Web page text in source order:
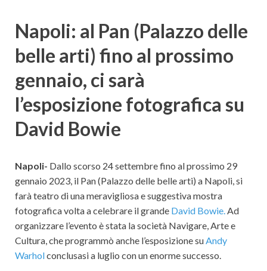
Napoli: al Pan (Palazzo delle
belle arti) fino al prossimo
gennaio, ci sarà
l’esposizione fotografica su
David Bowie
Napoli- Dallo scorso 24 settembre fino al prossimo 29
gennaio 2023, il Pan (Palazzo delle belle arti) a Napoli, si
farà teatro di una meravigliosa e suggestiva mostra
fotografica volta a celebrare il grande David Bowie. Ad
organizzare l’evento è stata la società Navigare, Arte e
Cultura, che programmò anche l’esposizione su Andy
Warholconclusasi a luglio con un enorme successo.